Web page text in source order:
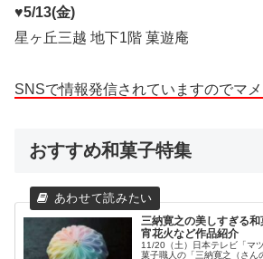
♥5/13(金)
星ヶ丘三越 地下1階 菓遊庵
SNSで情報発信されていますのでマメ
おすすめ和菓子特集
三納寛之の美しすぎる
宵花火など作品紹介
11/20（土）日本テレビ「マ
菓子職人の「三納寛之（さん